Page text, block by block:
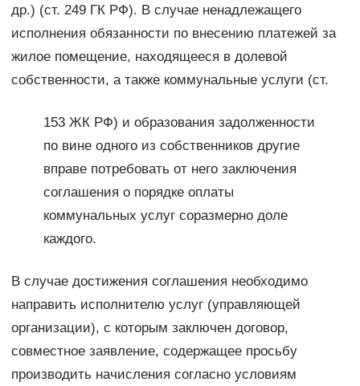
др.) (ст. 249 ГК РФ). В случае ненадлежащего
исполнения обязанности по внесению платежей за
жилое помещение, находящееся в долевой
собственности, а также коммунальные услуги (ст.
153 ЖК РФ) и образования задолженности
по вине одного из собственников другие
вправе потребовать от него заключения
соглашения о порядке оплаты
коммунальных услуг соразмерно доле
каждого.
В случае достижения соглашения необходимо
направить исполнителю услуг (управляющей
организации), с которым заключен договор,
совместное заявление, содержащее просьбу
производить начисления согласно условиям